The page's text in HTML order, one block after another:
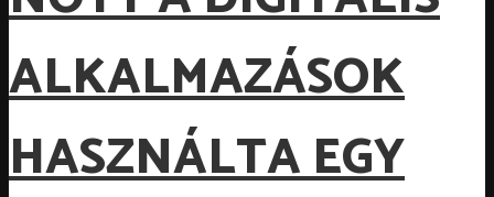
ALKALMAZÁSOK
HASZNÁLTA EGY